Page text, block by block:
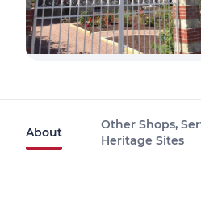
About
Other Shops,
Heritage Sites